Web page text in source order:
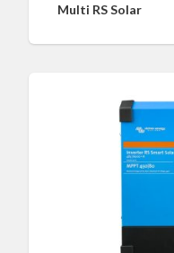
Multi RS Solar